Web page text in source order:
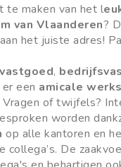
te maken van het l
van Vlaanderen?
het juiste adres!
,
een amicale
Vragen of twijfels?
worden
op alle kantoren en
collega’s. De